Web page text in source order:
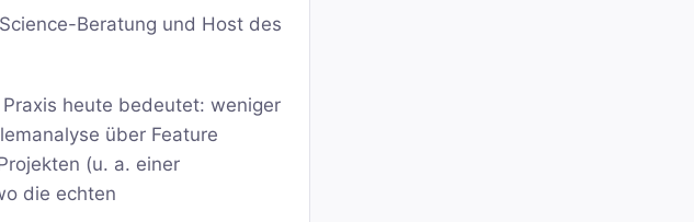
Beratung und Host des
heute bedeutet: weniger
über Feature
(u. a. einer
die echten